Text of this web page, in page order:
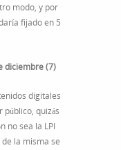
modo, y por
fijado en 5
diciembre (7)
digitales
quizás
no sea la LPI
la misma se